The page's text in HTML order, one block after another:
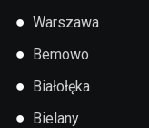
● Warszawa
● Bemowo
● Białołęka
● Bielany